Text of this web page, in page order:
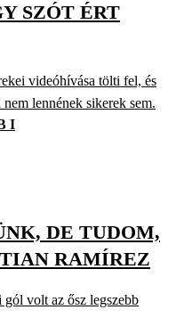
SZÓT ÉRT
videóhívása tölti fel, és
lennének sikerek sem.
I
DE TUDOM,
RAMÍREZ
volt az ősz legszebb